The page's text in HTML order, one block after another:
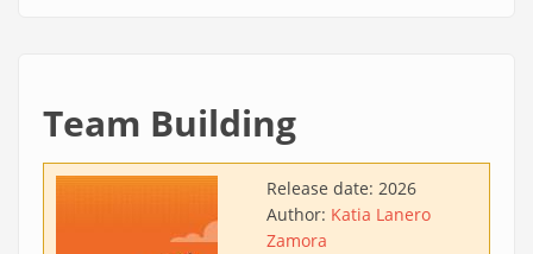
Team Building
Release date: 2026
Author: Katia Lanero
Zamora